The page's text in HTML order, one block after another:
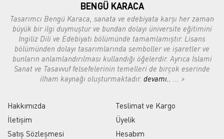
BENGÜ KARACA
Tasarımcı Bengü Karaca, sanata ve edebiyata karşı her zaman
büyük bir ilgi duymuştur ve bundan dolayı üniversite eğitimini
İngiliz Dili ve Edebiyatı bölümünde tamamlamıştır. Lisans
bölümünden dolayı tasarımlarında semboller ve işaretler ve
bunların anlamlandırılması kullandığı öğelerdir. Ayrıca İslami
Sanat ve Tasavvuf felsefelerinin temelleri de birçok eserinde
ilham kaynağı oluşturmaktadır. devamı.. ... >
Hakkımızda
İletişim
Satış Sözleşmesi
Teslimat ve Kargo
Üyelik
Hesabım